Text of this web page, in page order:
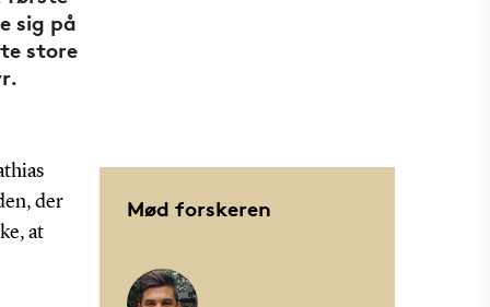
sig på
store
der
at
Mød forskeren